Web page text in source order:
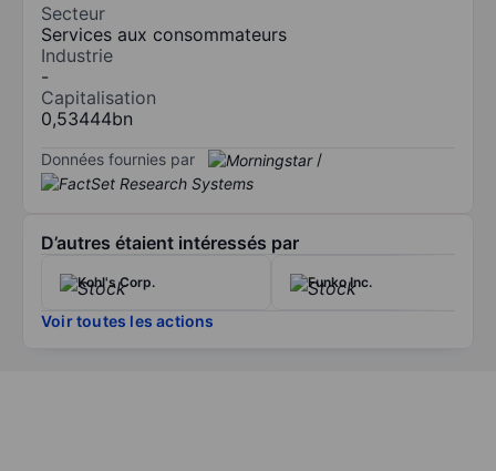
Secteur
Services aux consommateurs
Industrie
-
Capitalisation
0,53444bn
Données fournies par /
D’autres étaient intéressés par
Kohl's Corp. Funko Inc.
Voir toutes les actions